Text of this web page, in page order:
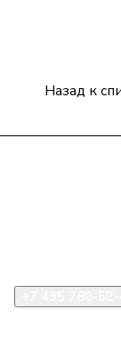
Назад к